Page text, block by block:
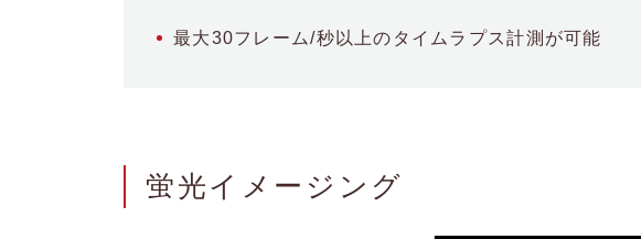
最大30フレーム/秒以上のタイムラプス計測が可能
蛍光イメージング